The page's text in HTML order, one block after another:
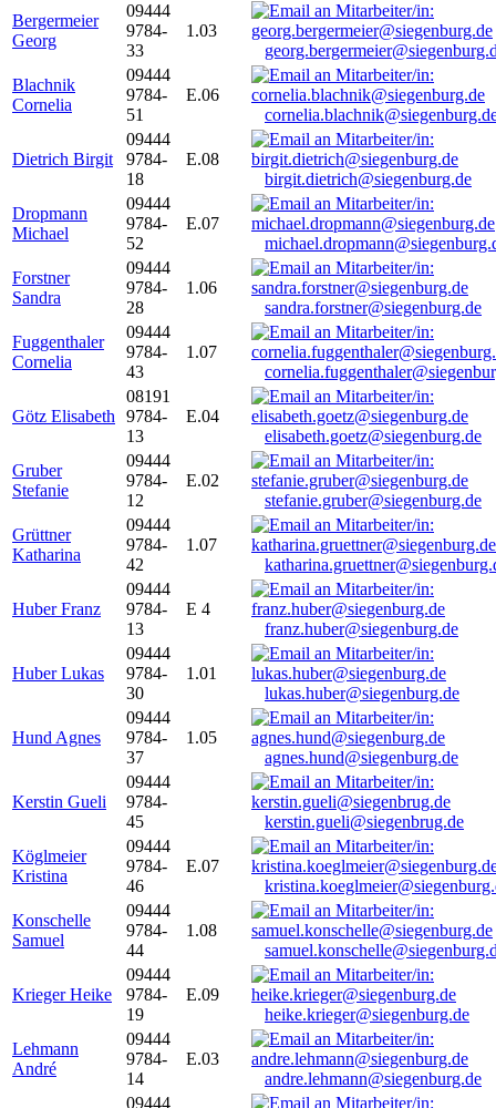
Bergermeier
Georg
09444
9784-
33
1.03
Blachnik
Cornelia
09444
9784-
51
E.06
Dietrich Birgit
09444
9784-
18
E.08
birgit.dietrich@siegenburg.de
Dropmann
Michael
09444
9784-
52
E.07
Forstner
Sandra
09444
9784-
28
1.06
sandra.forstner@siegenburg.de
Fuggenthaler
Cornelia
09444
9784-
43
1.07
Götz Elisabeth
08191
9784-
13
E.04
elisabeth.goetz@siegenburg.de
Gruber
Stefanie
09444
9784-
12
E.02
stefanie.gruber@siegenburg.de
Grüttner
Katharina
09444
9784-
42
1.07
Huber Franz
09444
9784-
13
E 4
franz.huber@siegenburg.de
Huber Lukas
09444
9784-
30
1.01
lukas.huber@siegenburg.de
Hund Agnes
09444
9784-
37
1.05
agnes.hund@siegenburg.de
Kerstin Gueli
09444
9784-
45
kerstin.gueli@siegenbrug.de
Köglmeier
Kristina
09444
9784-
46
E.07
Konschelle
Samuel
09444
9784-
44
1.08
Krieger Heike
09444
9784-
19
E.09
heike.krieger@siegenburg.de
Lehmann
André
09444
9784-
14
E.03
andre.lehmann@siegenburg.de
09444